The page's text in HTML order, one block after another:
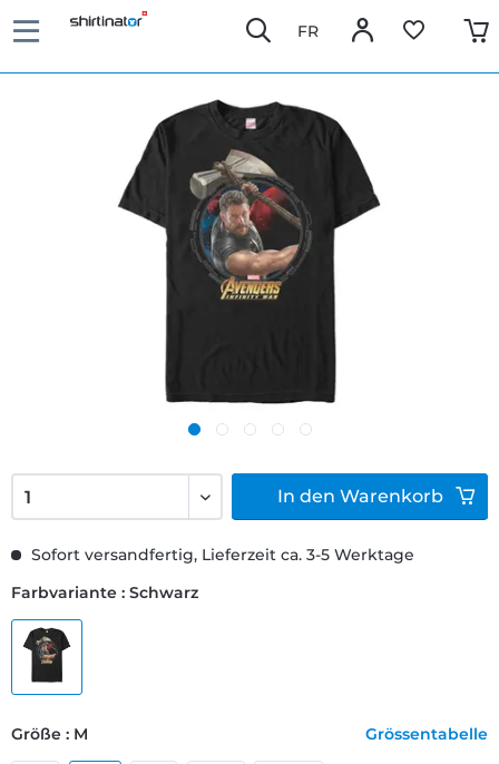
FR
Sofort versandfertig, Lieferzeit ca. 3-5 Werktage
Farbvariante : Schwarz
Größe : M Grössentabelle
In den Warenkorb